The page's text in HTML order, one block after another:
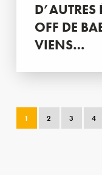
OFF DE
VIENS…
1 2 3 4